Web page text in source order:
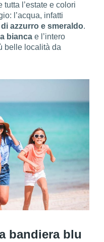
l’estate e colori
l’acqua, infatti
azzurro e smeraldo.
bianca e l’intero
belle località da
bandiera blu